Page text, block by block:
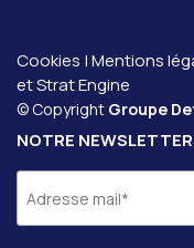
Cookies |Mentions
etStrat Engine
© Copyright Groupe
NOTRE NEWSLETTER